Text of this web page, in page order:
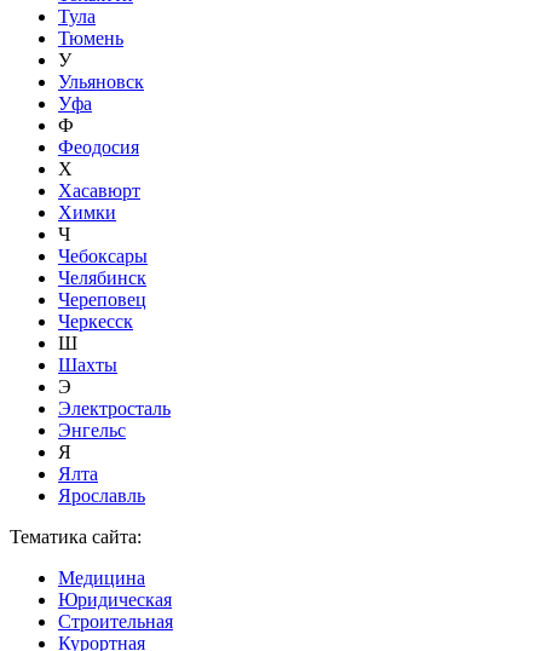
Тула
Тюмень
У
Ульяновск
Уфа
Ф
Феодосия
Х
Хасавюрт
Химки
Ч
Чебоксары
Челябинск
Череповец
Черкесск
Ш
Шахты
Э
Электросталь
Энгельс
Я
Ялта
Ярославль
Тематика сайта:
Медицина
Юридическая
Строительная
Курортная